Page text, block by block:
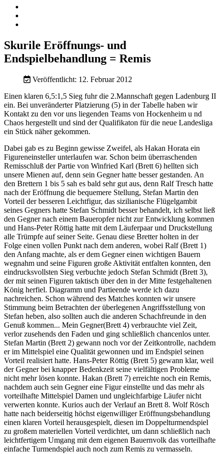
Skurile Eröffnungs- und
Endspielbehandlung = Remis
Veröffentlicht: 12. Februar 2012
Einen klaren 6,5:1,5 Sieg fuhr die 2.Mannschaft gegen Ladenburg II
ein. Bei unveränderter Platzierung (5) in der Tabelle haben wir
Kontakt zu den vor uns liegenden Teams von Hockenheim u nd
Chaos hergestellt und sind der Qualifikaton für die neue Landesliga
ein Stück näher gekommen.
Dabei gab es zu Beginn gewisse Zweifel, als Hakan Horata ein
Figureneinsteller unterlaufen war. Schon beim überraschenden
Remisschluß der Partie von Winfried Karl (Brett 6) hellten sich
unsere Mienen auf, denn sein Gegner hatte besser gestanden. An
den Brettern 1 bis 5 sah es bald sehr gut aus, denn Ralf Tresch hatte
nach der Eröffnung die bequemere Stellung, Stefan Martin den
Vorteil der besseren Leichtfigur, das sizilianische Flügelgambit
seines Gegners hatte Stefan Schmidt besser behandelt, ich selbst ließ
den Gegner nach einem Baueropfer nicht zur Entwicklung kommen
und Hans-Peter Röttig hatte mit dem Läuferpaar und Druckstellung
alle Trümpfe auf seiner Seite. Genau diese Bretter holten in der
Folge einen vollen Punkt nach dem anderen, wobei Ralf (Brett 1)
den Anfang machte, als er dem Gegner einen wichtigen Bauern
wegnahm und seine Figuren große Aktivität entfalten konnten, den
eindrucksvollsten Sieg verbuchte jedoch Stefan Schmidt (Brett 3),
der mit seinen Figuren taktisch über den in der Mitte festgehaltenen
König herfiel. Diagramm und Partieende werde ich dazu
nachreichen. Schon während des Matches konnten wir unsere
Stimmung beim Betrachten der überlegenen Angriffsstellung von
Stefan heben, also sollten auch die anderen Schachfreunde in den
Genuß kommen... Mein Gegner(Brett 4) verbrauchte viel Zeit,
verlor zusehends den Faden und ging schließlich chancenlos unter.
Stefan Martin (Brett 2) gewann noch vor der Zeitkontrolle, nachdem
er im Mittelspiel eine Qualität gewonnen und im Endspiel seinen
Vorteil realisiert hatte. Hans-Peter Röttig (Brett 5) gewann klar, weil
der Gegner bei knapper Bedenkzeit seine vielfältigen Probleme
nicht mehr lösen konnte. Hakan (Brett 7) erreichte noch ein Remis,
nachdem auch sein Gegner eine Figur einstellte und das mehr als
vorteilhafte Mittelspiel Damen und ungleichfarbige Läufer nicht
verwerten konnte. Kurios auch der Verlauf an Brett 8. Wolf Rösch
hatte nach beiderseitig höchst eigenwilliger Eröffnungsbehandlung
einen klaren Vorteil herausgespielt, diesen im Doppelturmendspiel
zu großem materiellen Vorteil verdichtet, um dann schließlich nach
leichtfertigem Umgang mit dem eigenen Bauernvolk das vorteilhafte
einfache Turmendspiel auch noch zum Remis zu vermasseln.